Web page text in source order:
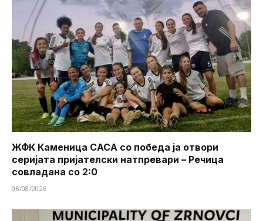
ЖФК Каменица САСА со победа ја отвори
серијата пријателски натпревари – Речица
совладана со 2:0
06/08/2026